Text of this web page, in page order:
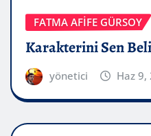
FATMA AFİFE GÜRSOY
Karakterini Sen
yönetici Haz 9,